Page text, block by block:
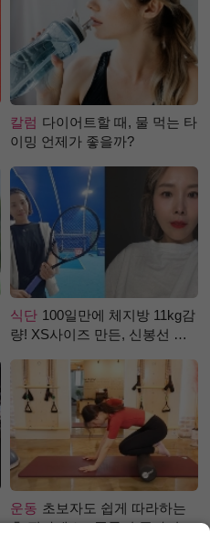
칼럼 다이어트할 때, 물 먹는 타
이밍 언제가 좋을까?
식단 100일만에 체지방 11kg감
량! XS사이즈 만든, 신봉선 식
운동 초보자도 쉽게 따라하는
홈 필라테스 - 폼롤러 종아리 알